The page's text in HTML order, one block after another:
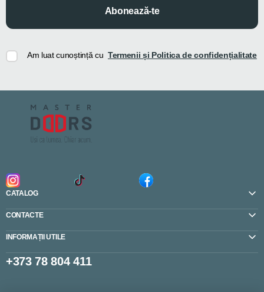
Abonează-te
Am luat cunoștință cu Termenii și Politica de confidențialitate
CATALOG
CONTACTE
INFORMAȚII UTILE
+373 78 804 411